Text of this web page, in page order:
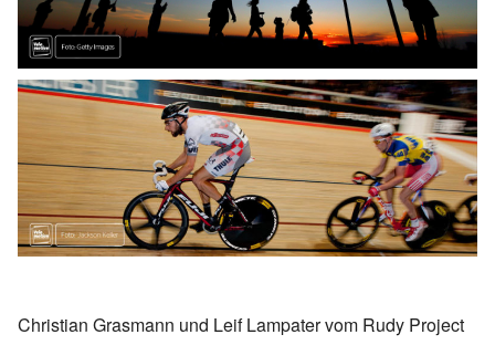
Christian Grasmann und Leif Lampater vom Rudy Project